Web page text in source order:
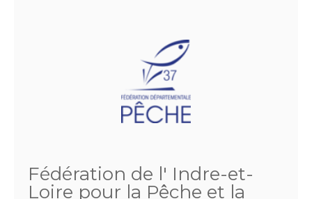
Fédération de l' Indre-et-
Loire pour la Pêche et la